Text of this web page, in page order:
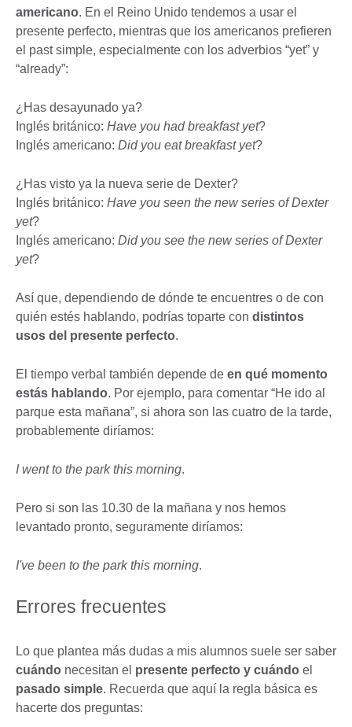
americano. En el Reino Unido tendemos a usar el
presente perfecto, mientras que los americanos prefieren
el past simple, especialmente con los adverbios “yet” y
“already”:
¿Has desayunado ya?
Inglés británico: Have you had breakfast yet?
Inglés americano: Did you eat breakfast yet?
¿Has visto ya la nueva serie de Dexter?
Inglés británico: Have you seen the new series of Dexter
yet?
Inglés americano: Did you see the new series of Dexter
yet?
Así que, dependiendo de dónde te encuentres o de con
quién estés hablando, podrías toparte con distintos
usos del presente perfecto.
El tiempo verbal también depende de en qué momento
estás hablando. Por ejemplo, para comentar “He ido al
parque esta mañana”, si ahora son las cuatro de la tarde,
probablemente diríamos:
I went to the park this morning.
Pero si son las 10.30 de la mañana y nos hemos
levantado pronto, seguramente diríamos:
I've been to the park this morning.
Errores frecuentes
Lo que plantea más dudas a mis alumnos suele ser saber
cuándo necesitan el presente perfecto y cuándo el
pasado simple. Recuerda que aquí la regla básica es
hacerte dos preguntas: